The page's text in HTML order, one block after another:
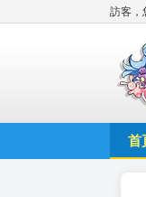
訪客，
首